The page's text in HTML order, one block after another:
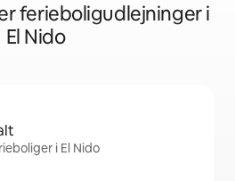
ferieboligudlejninger i
El Nido
i El Nido